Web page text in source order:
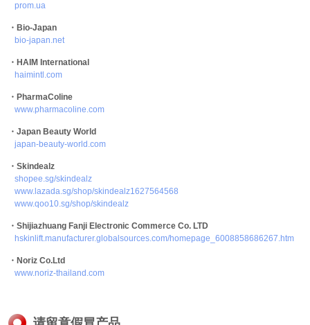
prom.ua
・Bio-Japan
bio-japan.net
・HAIM International
haimintl.com
・PharmaColine
www.pharmacoline.com
・Japan Beauty World
japan-beauty-world.com
・Skindealz
shopee.sg/skindealz
www.lazada.sg/shop/skindealz1627564568
www.qoo10.sg/shop/skindealz
・Shijiazhuang Fanji Electronic Commerce Co. LTD
hskinlift.manufacturer.globalsources.com/homepage_6008858686267.htm
・Noriz Co.Ltd
www.noriz-thailand.com